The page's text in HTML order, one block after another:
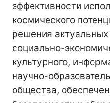
эффективности
космического
решения актуальных
социально-
культурного,
научно-
общества,